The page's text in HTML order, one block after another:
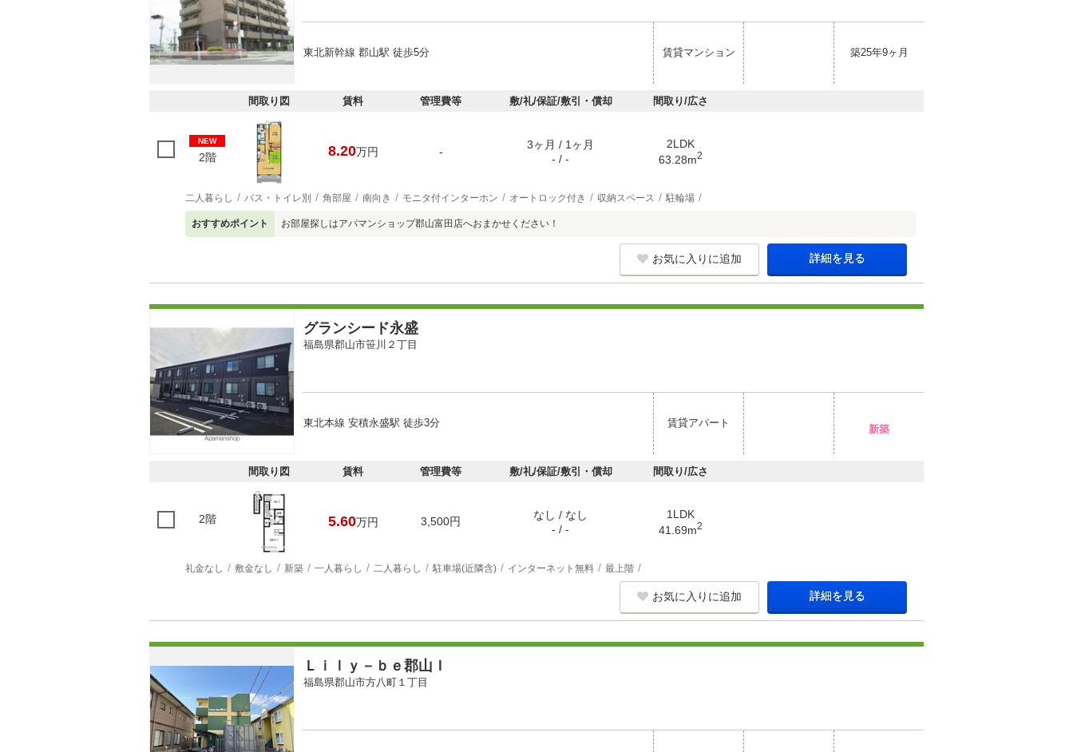
東北新幹線 郡山駅 徒歩5分 賃貸マンション 築25年9ヶ月
間取り図 賃料 管理費等 敷/礼/保証/敷引・償却 間取り/広さ
NEW
2階 8.20万円 -
3ヶ月 / 1ヶ月
- / -
2LDK
63.28m2
二人暮らし バス・トイレ別 角部屋 南向き モニタ付インターホン オートロック付き 収納スペース 駐輪場
おすすめポイント お部屋探しはアパマンショップ郡山富田店へおまかせください！
お気に入りに追加 詳細を見る
グランシード永盛
福島県郡山市笹川２丁目
東北本線 安積永盛駅 徒歩3分 賃貸アパート
新築
間取り図 賃料 管理費等 敷/礼/保証/敷引・償却 間取り/広さ
2階 5.60万円 3,500円
なし / なし
- / -
1LDK
41.69m2
礼金なし 敷金なし 新築 一人暮らし 二人暮らし 駐車場(近隣含) インターネット無料 最上階
お気に入りに追加 詳細を見る
Ｌｉｌｙ－ｂｅ郡山Ｉ
福島県郡山市方八町１丁目